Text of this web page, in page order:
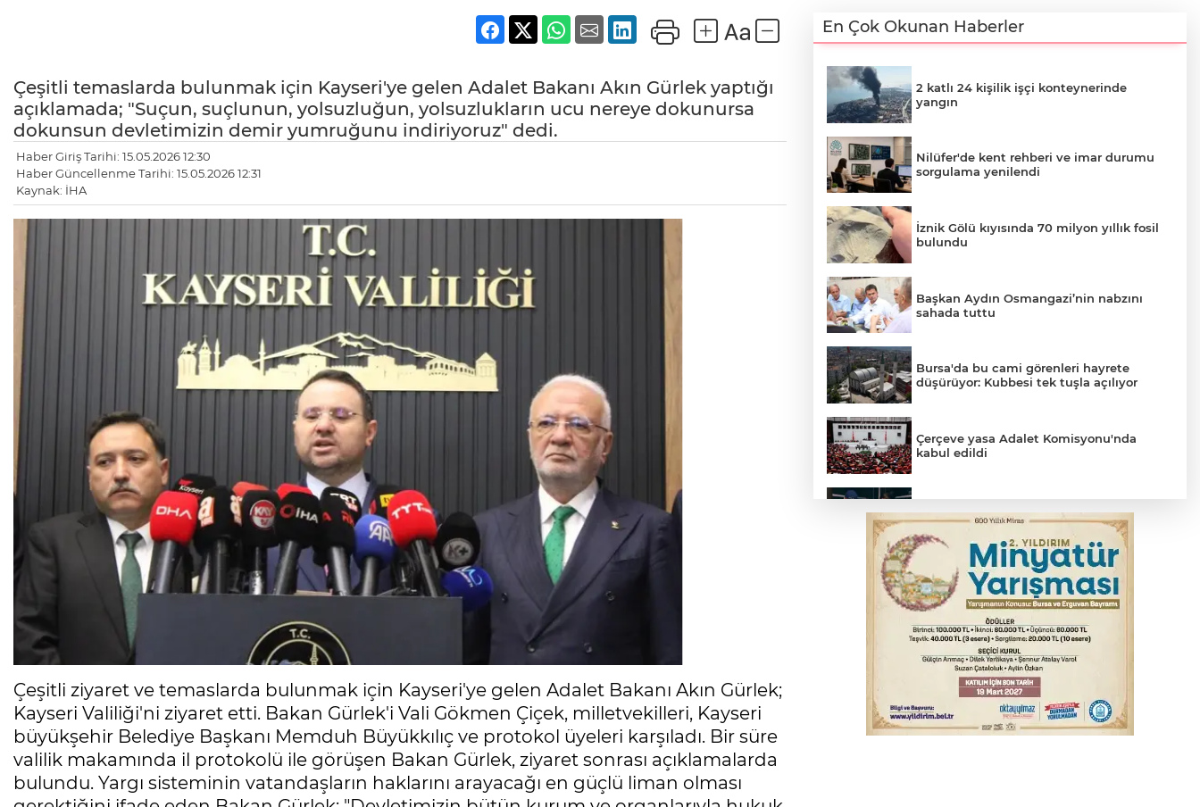
Çeşitli temaslarda bulunmak için Kayseri'ye gelen Adalet Bakanı Akın Gürlek yaptığı
açıklamada; "Suçun, suçlunun, yolsuzluğun, yolsuzlukların ucu nereye dokunursa
dokunsun devletimizin demir yumruğunu indiriyoruz" dedi.
Haber Giriş Tarihi: 15.05.2026 12:30
Haber Güncellenme Tarihi: 15.05.2026 12:31
Kaynak: İHA
Çeşitli ziyaret ve temaslarda bulunmak için Kayseri'ye gelen Adalet Bakanı Akın Gürlek;
Kayseri Valiliği'ni ziyaret etti. Bakan Gürlek'i Vali Gökmen Çiçek, milletvekilleri, Kayseri
büyükşehir Belediye Başkanı Memduh Büyükkılıç ve protokol üyeleri karşıladı. Bir süre
valilik makamında il protokolü ile görüşen Bakan Gürlek, ziyaret sonrası açıklamalarda
bulundu. Yargı sisteminin vatandaşların haklarını arayacağı en güçlü liman olması
En Çok Okunan Haberler
2 katlı 24 kişilik işçi konteynerinde
yangın
Nilüfer'de kent rehberi ve imar durumu
sorgulama yenilendi
İznik Gölü kıyısında 70 milyon yıllık fosil
bulundu
Başkan Aydın Osmangazi’nin nabzını
sahada tuttu
Bursa'da bu cami görenleri hayrete
düşürüyor: Kubbesi tek tuşla açılıyor
Çerçeve yasa Adalet Komisyonu'nda
kabul edildi
kişi tutuklandı
Büyükşehir Harmancık'ta da yolları
yeniliyor
İnegöl’de yangın paniği! Apartmana
sıçrayan alevler söndürüldü
Fetih coşkusu Keles'e taşındı